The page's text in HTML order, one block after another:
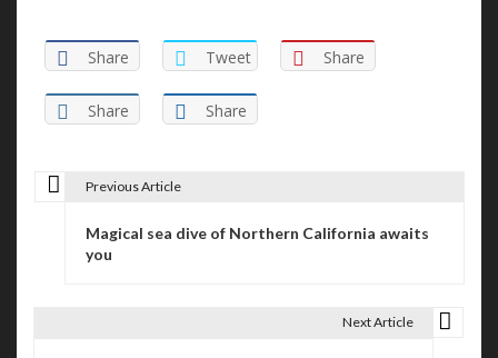
Share Tweet Share
Share Share
Previous Article
Magical sea dive of Northern California awaits
you
Next Article